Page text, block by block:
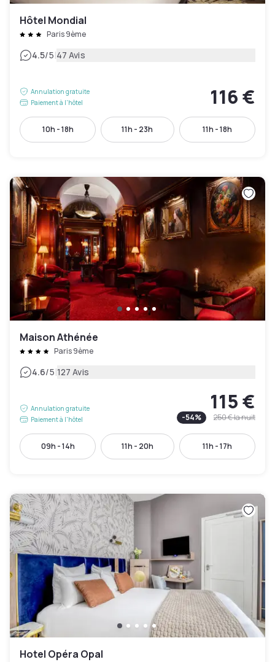
Hôtel Mondial
Paris 9ème
4.5/5|47 Avis
Annulation gratuite
Paiement à l'hôtel
116 €
10h - 18h 11h - 23h 11h - 18h
Maison Athénée
Paris 9ème
4.6/5|127 Avis
Annulation gratuite
Paiement à l'hôtel
115 €
-54% 250 €la nuit
09h - 14h 11h - 20h 11h - 17h
Hotel Opéra Opal